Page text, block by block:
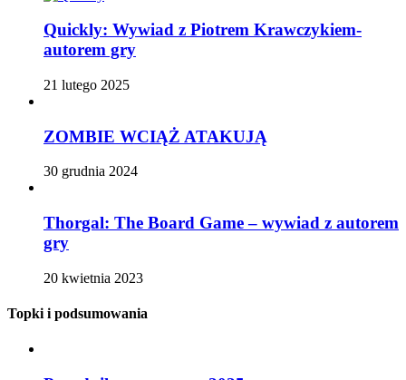
Quickly: Wywiad z Piotrem Krawczykiem-
autorem gry
21 lutego 2025
ZOMBIE WCIĄŻ ATAKUJĄ
30 grudnia 2024
Thorgal: The Board Game – wywiad z autorem
gry
20 kwietnia 2023
Topki i podsumowania